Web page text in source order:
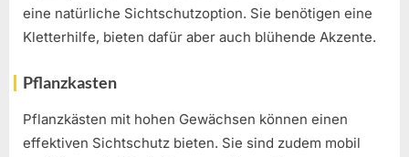
eine natürliche Sichtschutzoption. Sie benötigen eine
Kletterhilfe, bieten dafür aber auch blühende Akzente.
Pflanzkasten
Pflanzkästen mit hohen Gewächsen können einen
effektiven Sichtschutz bieten. Sie sind zudem mobil